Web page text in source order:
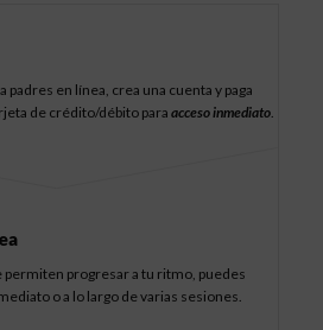
padres en línea, crea una cuenta y paga
de crédito/débito paraacceso inmediato.
permiten progresar a tu ritmo, puedes
o a lo largo de varias sesiones.